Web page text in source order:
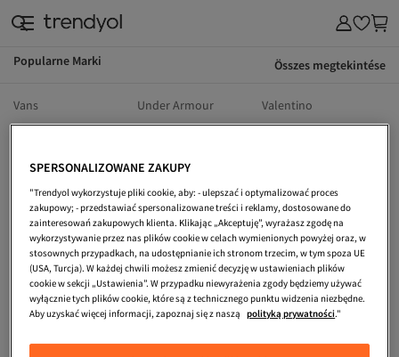
Popularne Marki Összes megtekintése
Vans Under Armour
Valentino
Tommy Hilfiger
Nike
New Balance
The North Face
MANGO
Moschino
Lacoste
Koton
Guess
Fila
Dr Martens
Crocs
Converse
Geox
Champion
Calvin Klein
Birkenstock
Buffalo
Columbia
adidas
SPERSONALIZOWANE ZAKUPY
"Trendyol wykorzystuje pliki cookie, aby: - ulepszać i optymalizować proces
zakupowy; - przedstawiać spersonalizowane treści i reklamy, dostosowane do
zainteresowań zakupowych klienta. Klikając „Akceptuję”, wyrażasz zgodę na
wykorzystywanie przez nas plików cookie w celach wymienionych powyżej oraz, w
stosownych przypadkach, na udostępnianie ich stronom trzecim, w tym spoza UE
(USA, Turcja). W każdej chwili możesz zmienić decyzję w ustawieniach plików
cookie w sekcji „Ustawienia”. W przypadku niewyrażenia zgody będziemy używać
wyłącznie tych plików cookie, które są z technicznego punktu widzenia niezbędne.
Aby uzyskać więcej informacji, zapoznaj się z naszą polityką prywatności."